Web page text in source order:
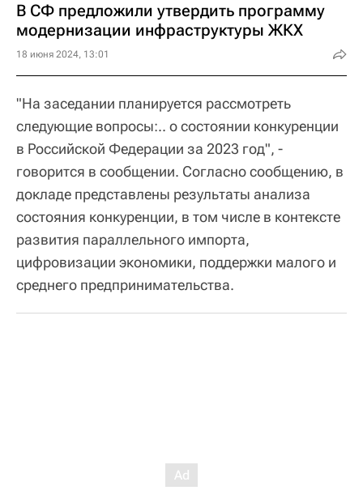
В СФ предложили утвердить программу
модернизации инфраструктуры ЖКХ
18 июня 2024, 13:01
"На заседании планируется рассмотреть
следующие вопросы:.. о состоянии конкуренции
в Российской Федерации за 2023 год", -
говорится в сообщении. Согласно сообщению, в
докладе представлены результаты анализа
состояния конкуренции, в том числе в контексте
развития параллельного импорта,
цифровизации экономики, поддержки малого и
среднего предпринимательства.